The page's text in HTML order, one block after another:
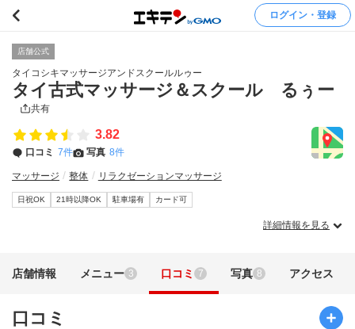
ログイン・登録
店舗公式
タイコシキマッサージアンドスクールルゥー
タイ古式マッサージ＆スクール るぅー
共有
3.82
口コミ 7件 写真 8件
マッサージ 整体 リラクゼーションマッサージ
日祝OK 21時以降OK 駐車場有 カード可
詳細情報を見る
店舗情報 メニュー 3 口コミ 7 写真 8 アクセス
口コミ